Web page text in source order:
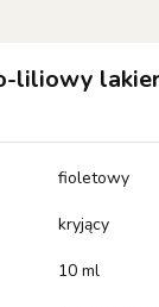
liliowy
fioletowy
kryjący
10 ml